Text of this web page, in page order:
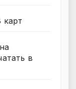
карт
в